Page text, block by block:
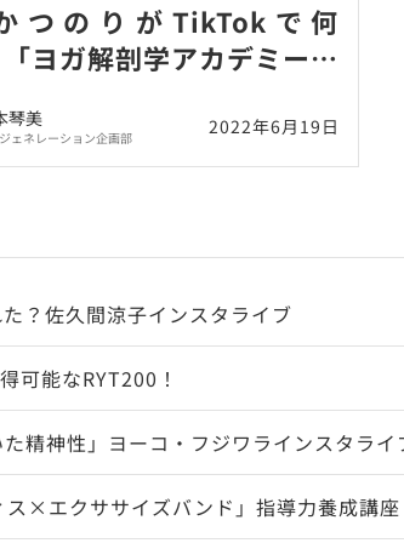
つのりがTikTokで何
ヨガ解剖学アカデミー」
ル開設のお知らせ！
琴美
ェネレーション企画部 2022年6月19日
？佐久間涼子インスタライブ
可能なRYT200！
精神性」ヨーコ・フジワラインスタライ
×エクササイズバンド」指導力養成講座